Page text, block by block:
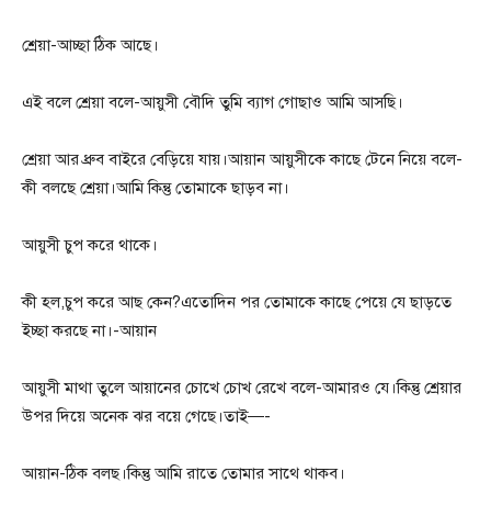
শ্রেয়া-আচ্ছা ঠিক আছে।
এই বলে শ্রেয়া বলে-আয়ুসী বৌদি তুমি ব্যাগ গোছাও আমি আসছি।
শ্রেয়া আর ধ্রুব বাইরে বেড়িয়ে যায়।আয়ান আয়ুসীকে কাছে টেনে নিয়ে বলে-
কী বলছে শ্রেয়া।আমি কিন্তু তোমাকে ছাড়ব না।
আয়ুসী চুপ করে থাকে।
কী হল,চুপ করে আছ কেন?এতোদিন পর তোমাকে কাছে পেয়ে যে ছাড়তে
ইচ্ছা করছে না।-আয়ান
আয়ুসী মাথা তুলে আয়ানের চোখে চোখ রেখে বলে-আমারও যে।কিন্তু শ্রেয়ার
উপর দিয়ে অনেক ঝর বয়ে গেছে।তাই—-
আয়ান-ঠিক বলছ।কিন্তু আমি রাতে তোমার সাথে থাকব।